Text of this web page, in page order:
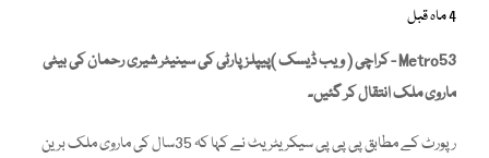
4 ماہ قبل
Metro53 - کراچی ( ویب ڈیسک )پیپلز پارٹی کی سینیٹر شیری رحمان کی بیٹی
ماروی ملک انتقال کر گئیں۔
رپورٹ کے مطابق پی پی پی سیکریٹریٹ نے کہا کہ 35سال کی ماروی ملک برین